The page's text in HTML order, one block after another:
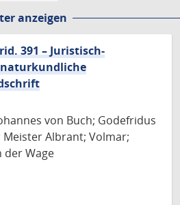
anzeigen
391 – Juristisch-
von Buch; Godefridus
Meister Albrant; Volmar;
der Wage